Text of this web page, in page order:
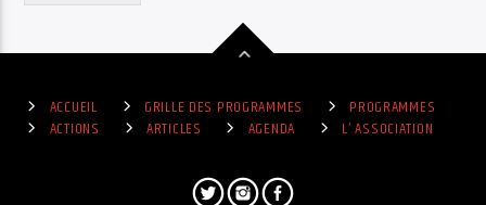
ACCUEIL GRILLE DES PROGRAMMES
PROGRAMMES
ACTIONS
ARTICLES AGENDA L’ ASSOCIATION